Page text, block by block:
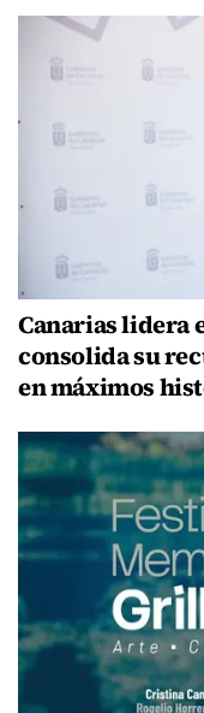
Canarias lidera
consolida su
en máximos